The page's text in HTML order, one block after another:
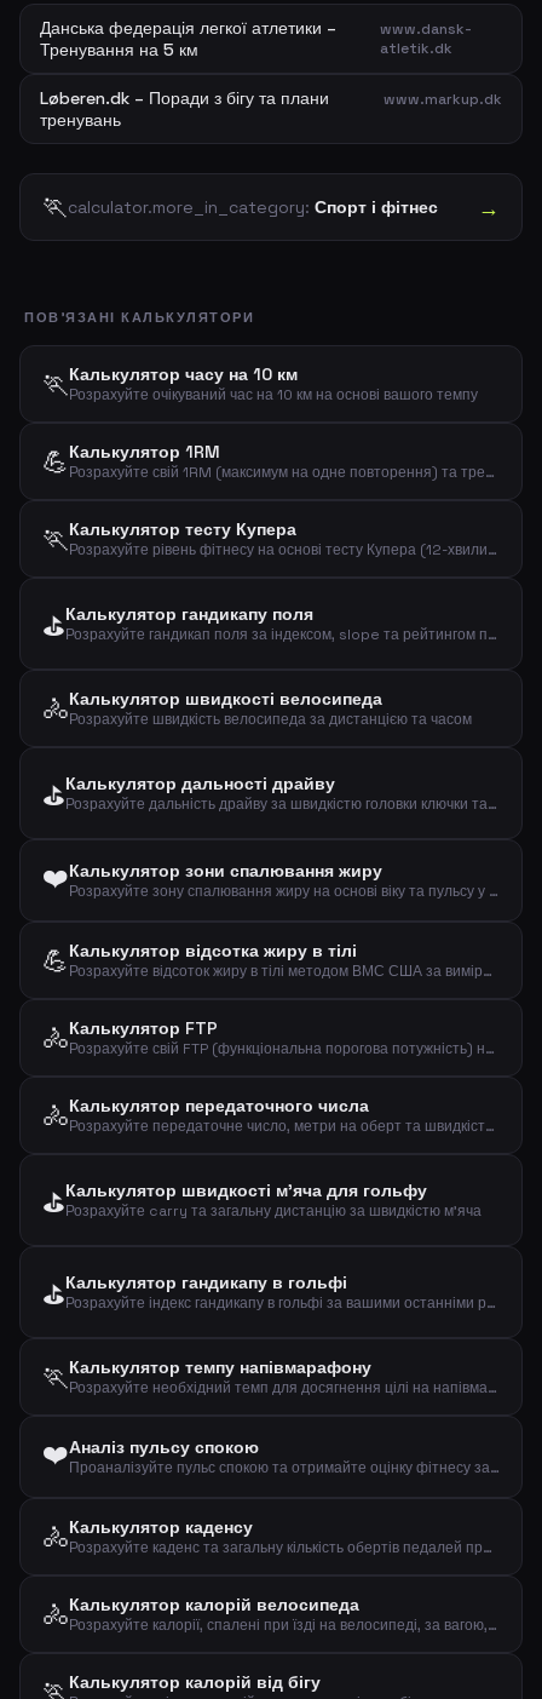
Данська федерація легкої атлетики –
Тренування на 5 км
www.dansk-
atletik.dk
Løberen.dk – Поради з бігу та плани
тренувань
www.markup.dk
🏃calculator.more_in_category: Спорт і фітнес →
ПОВ'ЯЗАНІ КАЛЬКУЛЯТОРИ
🏃Калькулятор часу на 10 км
Розрахуйте очікуваний час на 10 км на основі вашого темпу
💪Калькулятор 1RM
Розрахуйте свій 1RM (максимум на одне повторення) та тренувальні відсотки за вагою та повтореннями
🏃Калькулятор тесту Купера
Розрахуйте рівень фітнесу на основі тесту Купера (12-хвилинний біговий тест)
⛳Калькулятор гандикапу поля
Розрахуйте гандикап поля за індексом, slope та рейтингом поля
🚴Калькулятор швидкості велосипеда
Розрахуйте швидкість велосипеда за дистанцією та часом
⛳Калькулятор дальності драйву
Розрахуйте дальність драйву за швидкістю головки ключки та smash factor
❤️Калькулятор зони спалювання жиру
Розрахуйте зону спалювання жиру на основі віку та пульсу у спокої
💪Калькулятор відсотка жиру в тілі
Розрахуйте відсоток жиру в тілі методом ВМС США за вимірами талії, шиї та зросту
🚴Калькулятор FTP
Розрахуйте свій FTP (функціональна порогова потужність) на основі тесту на час
🚴Калькулятор передаточного числа
Розрахуйте передаточне число, метри на оберт та швидкість при заданому каденсі
⛳Калькулятор швидкості м'яча для гольфу
Розрахуйте carry та загальну дистанцію за швидкістю м'яча
⛳Калькулятор гандикапу в гольфі
Розрахуйте індекс гандикапу в гольфі за вашими останніми результатами
🏃Калькулятор темпу напівмарафону
Розрахуйте необхідний темп для досягнення цілі на напівмарафоні (21,0975 км)
❤️Аналіз пульсу спокою
Проаналізуйте пульс спокою та отримайте оцінку фітнесу за віком і статтю
🚴Калькулятор каденсу
Розрахуйте каденс та загальну кількість обертів педалей при їзді на велосипеді
🚴Калькулятор калорій велосипеда
Розрахуйте калорії, спалені при їзді на велосипеді, за вагою, часом та швидкістю
🏃 Калькулятор калорій від бігу